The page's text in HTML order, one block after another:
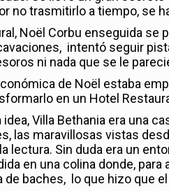
no trasmitirlo a tiempo, se
Noël Corbu enseguida se
intentó seguir
ni nada que se le
de Noël estaba
en un Hotel
idea, Villa Bethania era una
las maravillosas vistas
lectura. Sin duda era un
en una colina donde,
de baches, lo que hizo que